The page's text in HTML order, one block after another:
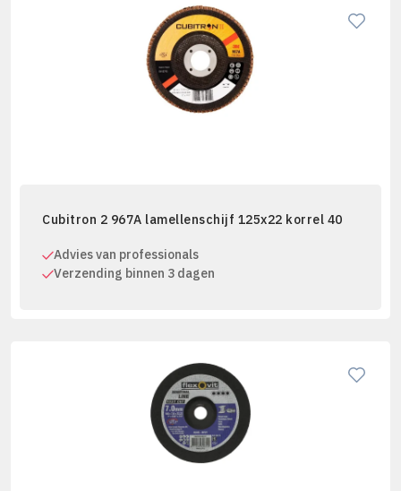
Cubitron 2 967A lamellenschijf 125x22 korrel 40
Advies van professionals
Verzending binnen 3 dagen